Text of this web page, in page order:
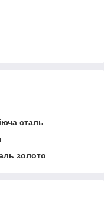
сталь
золото